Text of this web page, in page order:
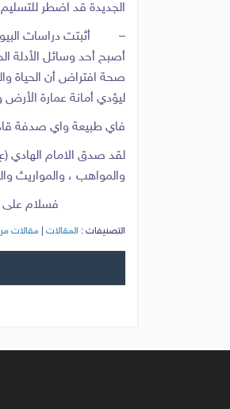
الجديدة قد اضطر
أصبح أحد وسائل الأدلة
صحة افتراض أن الحياة
ليؤدي أمانة عمارة الأرض
فاي طبيعة واي صدفة
لقد صدق الامام الهادي
والمواهب ، والمواريث
فسلام على فاطمة
التصنيفات : المقالات مقالات